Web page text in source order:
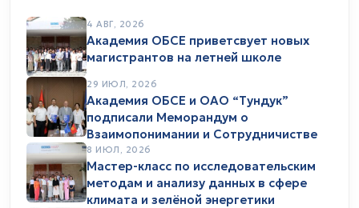
4 АВГ, 2026
Академия ОБСЕ приветсвует новых
магистрантов на летней школе
29 ИЮЛ, 2026
Академия ОБСЕ и ОАО “Тундук”
подписали Меморандум о
Взаимопонимании и Сотрудничистве
8 ИЮЛ, 2026
Мастер-класс по исследовательским
методам и анализу данных в сфере
климата и зелёной энергетики